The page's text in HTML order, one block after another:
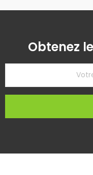
Obtenez